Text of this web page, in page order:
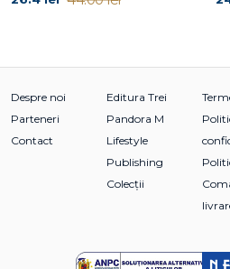
Despre noi
Parteneri
Contact
Editura Trei
Pandora M
Lifestyle
Publishing
Colecții